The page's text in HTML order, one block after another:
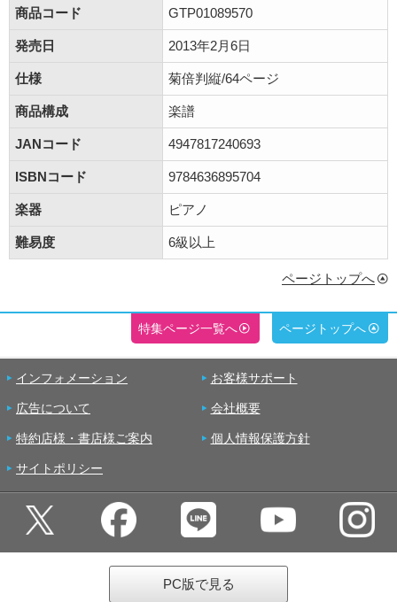
商品コード
GTP01089570
発売日 2013年2月6日
仕様 菊倍判縦/64ページ
商品構成 楽譜
JANコード 4947817240693
ISBNコード 9784636895704
楽器 ピアノ
難易度 6級以上
ページトップへ
特集ページ一覧へ ページトップへ
インフォメーション お客様サポート
広告について 会社概要
特約店様・書店様ご案内 個人情報保護方針
サイトポリシー
PC版で見る